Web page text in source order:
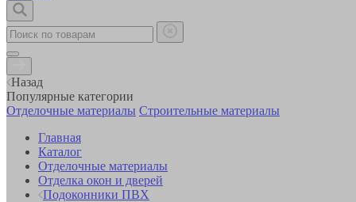
Назад
Популярные категории
Отделочные материалы Строительные материалы
Главная
Каталог
Отделочные материалы
Отделка окон и дверей
Подоконники ПВХ